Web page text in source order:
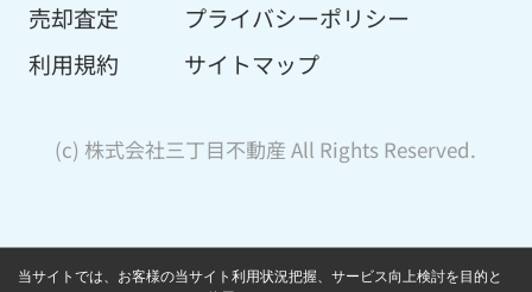
売却査定
利用規約
プライバシーポリシー
サイトマップ
(c) 株式会社三丁目不動産 All Rights Reserved.
当サイトでは、お客様の当サイト利用状況把握、サービス向上検討を目的と